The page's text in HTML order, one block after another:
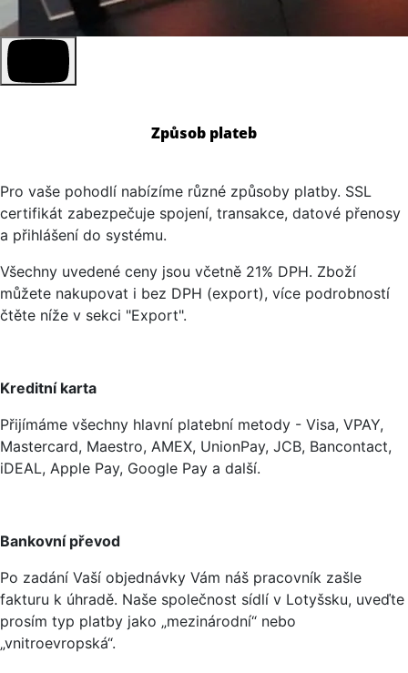
Způsob plateb
Pro vaše pohodlí nabízíme různé způsoby platby. SSL
certifikát zabezpečuje spojení, transakce, datové přenosy
a přihlášení do systému.
Všechny uvedené ceny jsou včetně 21% DPH. Zboží
můžete nakupovat i bez DPH (export), více podrobností
čtěte níže v sekci "Export".
Kreditní karta
Přijímáme všechny hlavní platební metody - Visa, VPAY,
Mastercard, Maestro, AMEX, UnionPay, JCB, Bancontact,
iDEAL, Apple Pay, Google Pay a další.
Bankovní převod
Po zadání Vaší objednávky Vám náš pracovník zašle
fakturu k úhradě. Naše společnost sídlí v Lotyšsku, uveďte
prosím typ platby jako „mezinárodní“ nebo
„vnitroevropská“.